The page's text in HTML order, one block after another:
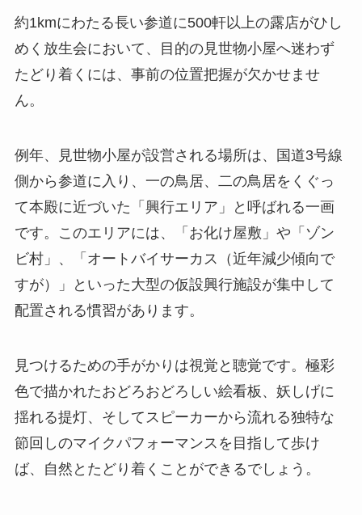
約1kmにわたる長い参道に500軒以上の露店がひし
めく放生会において、目的の見世物小屋へ迷わず
たどり着くには、事前の位置把握が欠かせませ
ん。
例年、見世物小屋が設営される場所は、国道3号線
側から参道に入り、一の鳥居、二の鳥居をくぐっ
て本殿に近づいた「興行エリア」と呼ばれる一画
です。このエリアには、「お化け屋敷」や「ゾン
ビ村」、「オートバイサーカス（近年減少傾向で
すが）」といった大型の仮設興行施設が集中して
配置される慣習があります。
見つけるための手がかりは視覚と聴覚です。極彩
色で描かれたおどろおどろしい絵看板、妖しげに
揺れる提灯、そしてスピーカーから流れる独特な
節回しのマイクパフォーマンスを目指して歩け
ば、自然とたどり着くことができるでしょう。